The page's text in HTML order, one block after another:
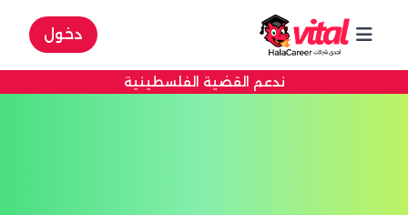
دخول
ندعم القضية الفلسطينية